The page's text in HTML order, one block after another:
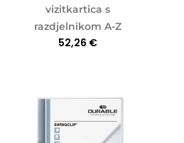
vizitkartica s
razdjelnikom A-Z
52,26 €